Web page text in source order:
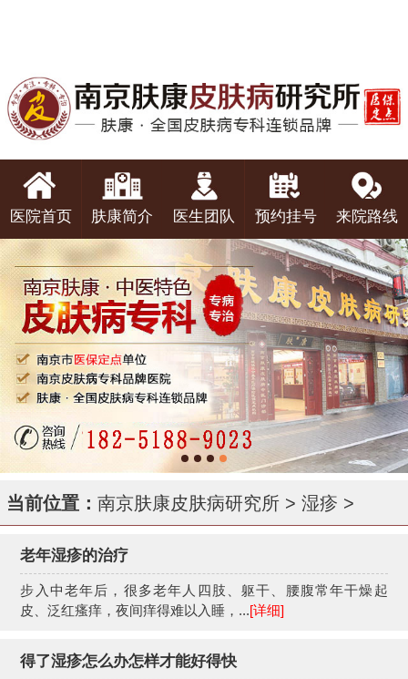
医院首页 肤康简介 医生团队 预约挂号 来院路线
当前位置： 南京肤康皮肤病研究所 > 湿疹 >
老年湿疹的治疗
步入中老年后，很多老年人四肢、躯干、腰腹常年干燥起
皮、泛红瘙痒，夜间痒得难以入睡，...[详细]
得了湿疹怎么办怎样才能好得快